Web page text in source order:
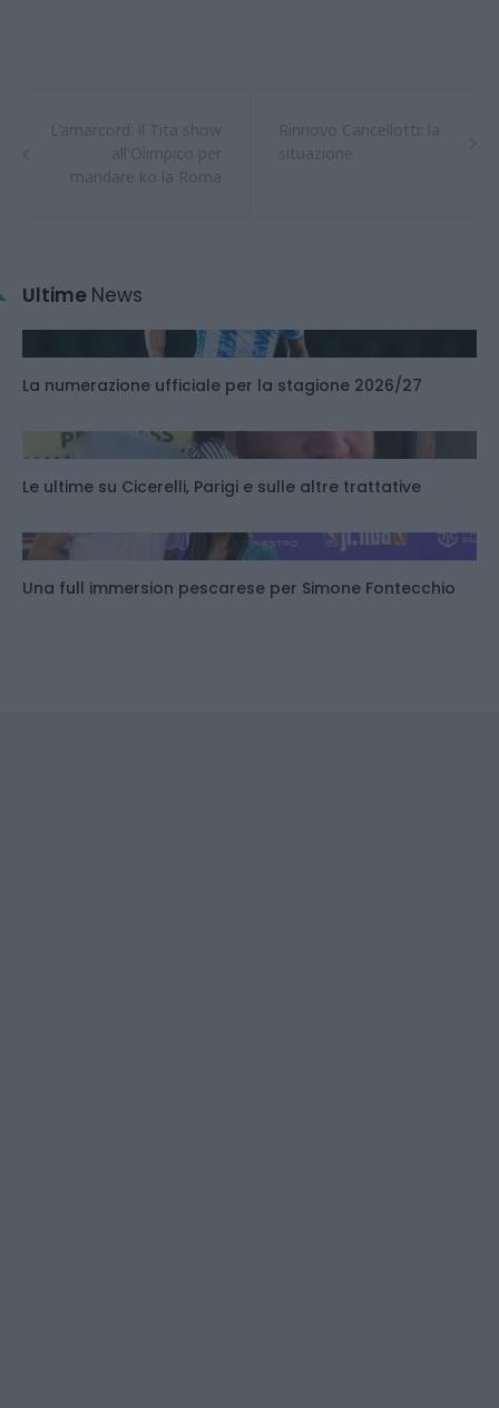
Ultime News
La numerazione ufficiale per la stagione 2026/27
Le ultime su Cicerelli, Parigi e sulle altre trattative
Una full immersion pescarese per Simone Fontecchio